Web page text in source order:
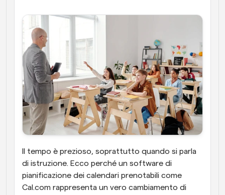
Il tempo è prezioso, soprattutto quando si parla
di istruzione. Ecco perché un software di
pianificazione dei calendari prenotabili come
Cal.com rappresenta un vero cambiamento di